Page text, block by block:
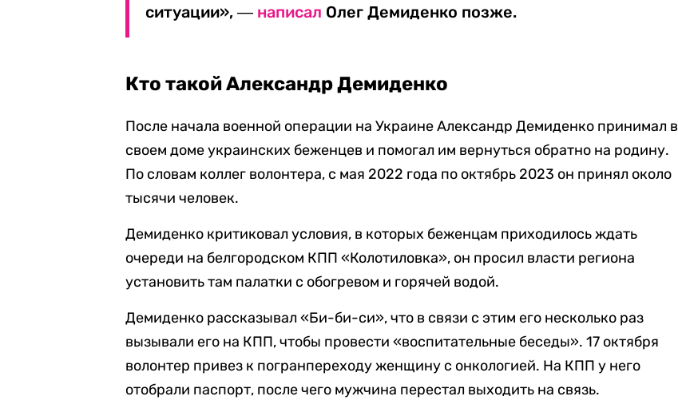
ситуации», ― написал Олег Демиденко позже.
Кто такой Александр Демиденко
После начала военной операции на Украине Александр Демиденко принимал в
своем доме украинских беженцев и помогал им вернуться обратно на родину.
По словам коллег волонтера, с мая 2022 года по октябрь 2023 он принял около
тысячи человек.
Демиденко критиковал условия, в которых беженцам приходилось ждать
очереди на белгородском КПП «Колотиловка», он просил власти региона
установить там палатки с обогревом и горячей водой.
Демиденко рассказывал «Би-би-си», что в связи с этим его несколько раз
вызывали его на КПП, чтобы провести «воспитательные беседы». 17 октября
волонтер привез к погранпереходу женщину с онкологией. На КПП у него
отобрали паспорт, после чего мужчина перестал выходить на связь.